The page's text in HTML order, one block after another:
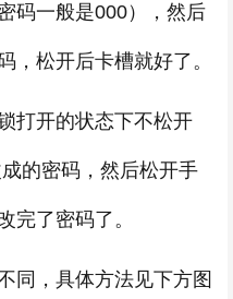
码一般是000），然后
，松开后卡槽就好了。
打开的状态下不松开
的密码，然后松开手
完了密码了。
同，具体方法见下方图